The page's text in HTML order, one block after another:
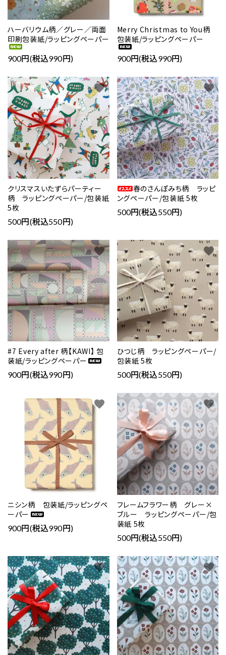
ハーバリウム柄／グレー／両面
印刷包装紙/ラッピングペーパー
900円(税込990円)
Merry Christmas to You柄
包装紙/ラッピングペーパー
900円(税込990円)
クリスマスいたずらパーティー
柄 ラッピングペーパー/包装紙
5枚
500円(税込550円)
favorite
春のさんぽみち柄 ラッピ
ングペーパー/包装紙 5枚
500円(税込550円)
favorite
#7 Every after 柄【KAWI】 包
装紙/ラッピングペーパー
900円(税込990円)
favorite
ひつじ柄 ラッピングペーパー/
包装紙 5枚
500円(税込550円)
favorite
ニシン柄 包装紙/ラッピングペ
ーパー
900円(税込990円)
favorite
フレームフラワー柄 グレー×
ブルー ラッピングペーパー/包
装紙 5枚
500円(税込550円)
favorite
favorite favorite